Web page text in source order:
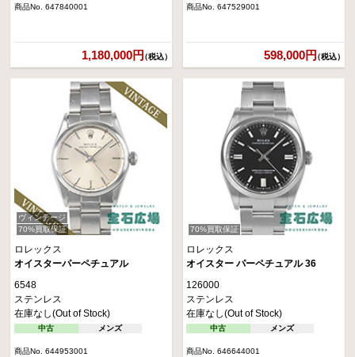
商品No. 647840001
1,180,000円（税込）
商品No. 647529001
598,000円（税込）
ヴィンテージ
70%買取保証
ロレックス
オイスターパーペチュアル
6548
ステンレス
在庫なし(Out of Stock)
中古 メンズ
商品No. 644953001
70%買取保証
ロレックス
オイスター パーペチュアル 36
126000
ステンレス
在庫なし(Out of Stock)
中古 メンズ
商品No. 646644001